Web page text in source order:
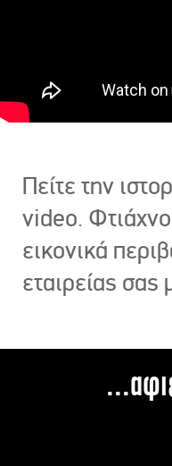
Πείτε την
video.
εικονικά
εταιρείας σας